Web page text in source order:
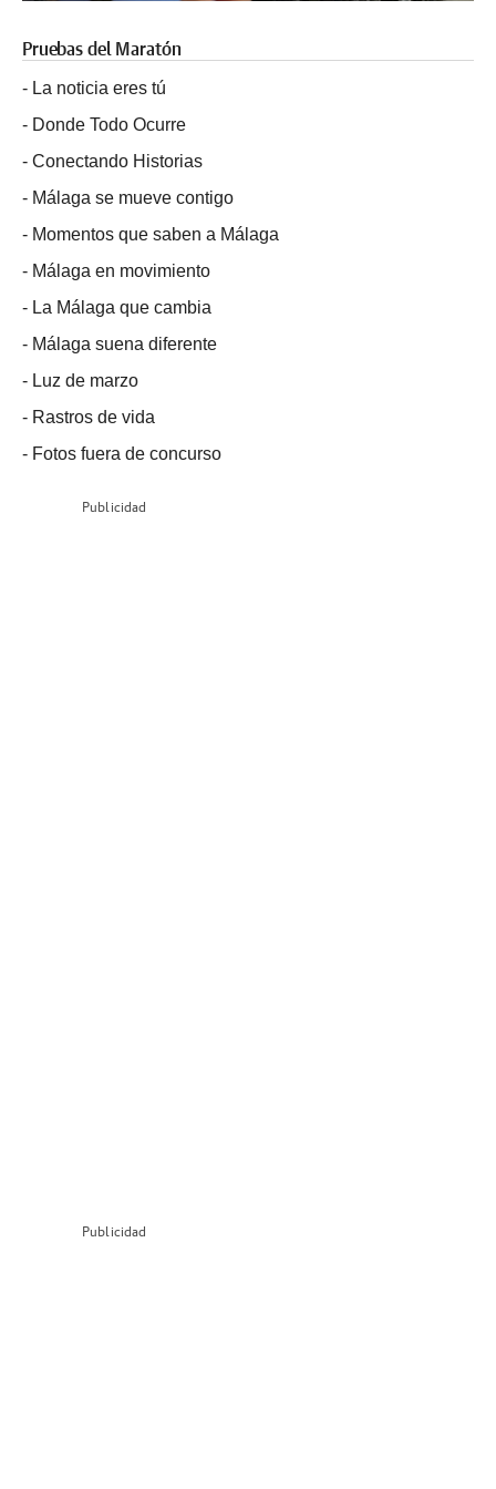
Pruebas del Maratón
- La noticia eres tú
- Donde Todo Ocurre
- Conectando Historias
- Málaga se mueve contigo
- Momentos que saben a Málaga
- Málaga en movimiento
- La Málaga que cambia
- Málaga suena diferente
- Luz de marzo
- Rastros de vida
- Fotos fuera de concurso
Publicidad
Publicidad